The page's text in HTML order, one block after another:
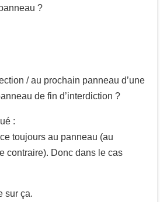
?
/ au prochain panneau d’une
de fin d’interdiction ?
:
toujours au panneau (au
contraire). Donc dans le cas
sur ça.